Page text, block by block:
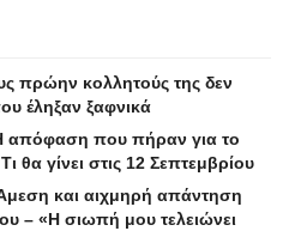
πρώην κολλητούς της δεν
έληξαν ξαφνικά
απόφαση που πήραν για το
θα γίνει στις 12 Σεπτεμβρίου
και αιχμηρή απάντηση
– «Η σιωπή μου τελειώνει